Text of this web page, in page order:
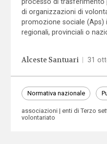
processo di trasferimento
di organizzazioni di
promozione sociale (Aps)
regionali, provinciali o
Alceste Santuari 31
Normativa nazionale
associazioni enti di Terzo
volontariato